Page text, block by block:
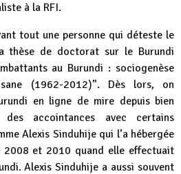
à la RFI.
tout une personne qui déteste le
thèse de doctorat sur le Burundi
au Burundi : sociogenèse
(1962-2012)”. Dès lors, on
en ligne de mire depuis bien
accointances avec certains
Alexis Sinduhije qui l’a hébergée
2008 et 2010 quand elle effectuait
Alexis Sinduhije a aussi souvent